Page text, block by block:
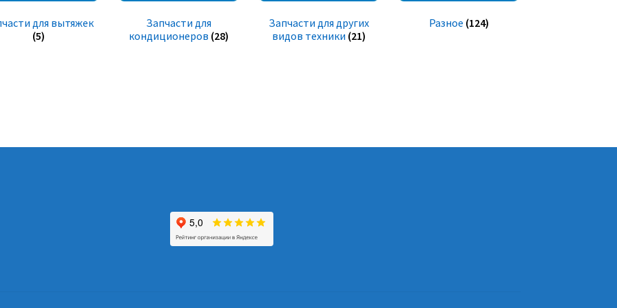
для вытяжек
(5)
Запчасти для
кондиционеров (28)
Запчасти для других
видов техники (21)
Разное (124)